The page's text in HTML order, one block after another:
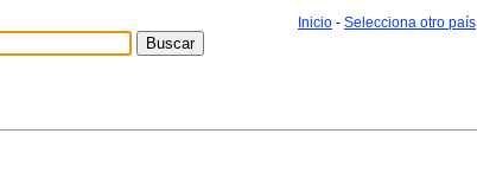
Inicio - Selecciona otro país